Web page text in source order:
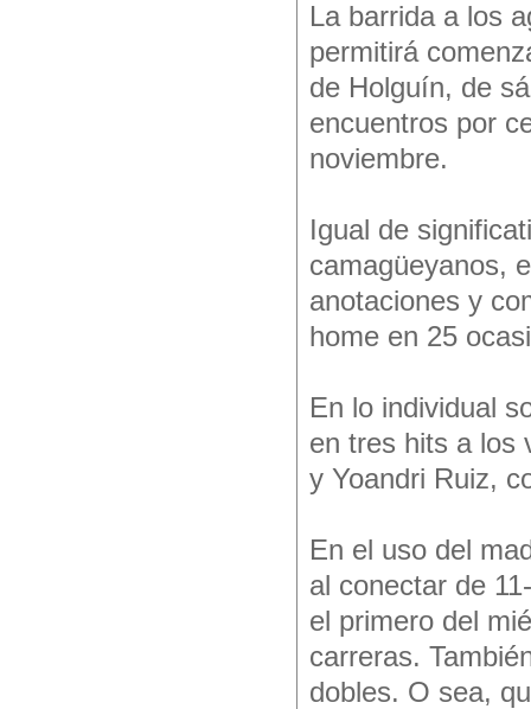
La barrida a los
permitirá
de Holguín, de
encuentros por
noviembre.
Igual de
camagüeyanos,
anotaciones y
home en 25
En lo individual
en tres hits a los
y Yoandri Ruiz,
En el uso del
al conectar de
el primero del
carreras.
dobles. O sea,